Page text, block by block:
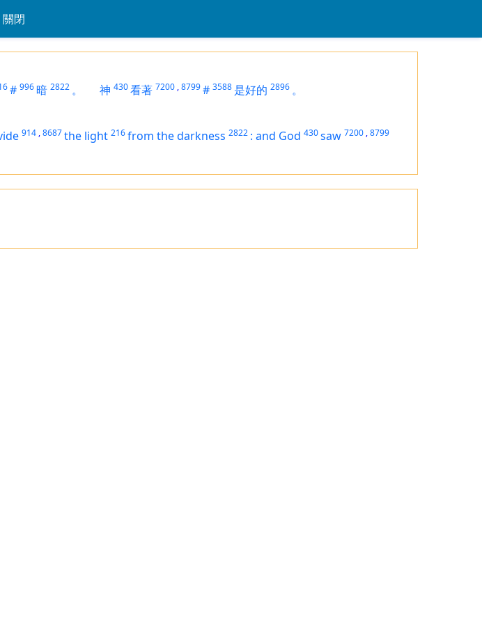
關閉
# 996暗 2822 。 神 430看著 7200 ,8799# 3588 是好的 2896 。
914 ,8687the light 216from the darkness 2822 : and God 430saw 7200 ,8799